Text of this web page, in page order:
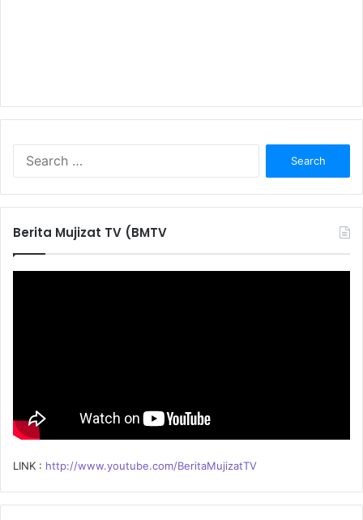
f
o
Berita Mujizat TV (BMTV
LINK : http://www.youtube.com/BeritaMujizatTV